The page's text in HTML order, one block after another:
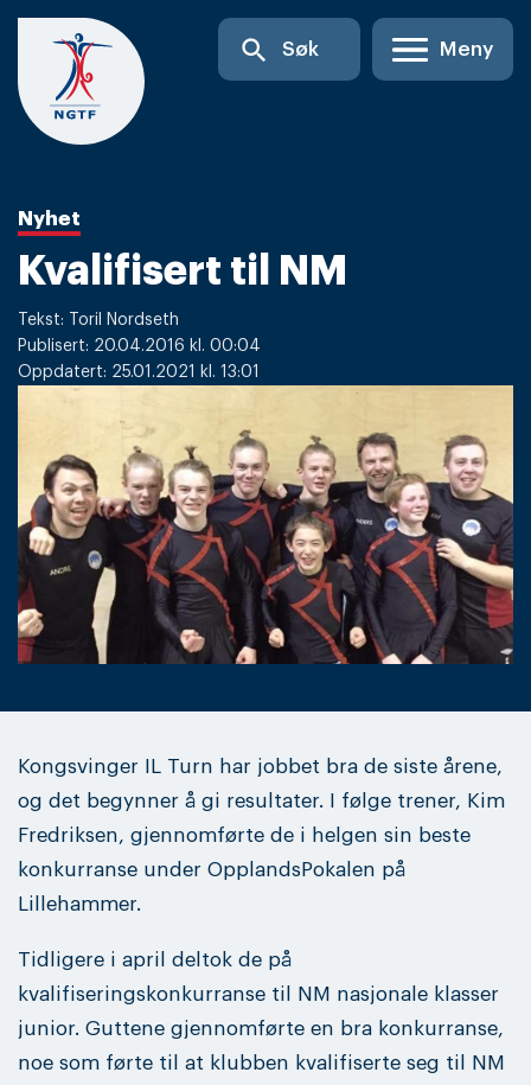
Skip
content
search Søk Meny
Nyhet
Kvalifisert til NM
Tekst: Toril Nordseth
Publisert: 20.04.2016 kl. 00:04
Oppdatert: 25.01.2021 kl. 13:01
Kongsvinger IL Turn har jobbet bra de siste årene,
og det begynner å gi resultater. I følge trener, Kim
Fredriksen, gjennomførte de i helgen sin beste
konkurranse under OpplandsPokalen på
Lillehammer.
Tidligere i april deltok de på
kvalifiseringskonkurranse til NM nasjonale klasser
junior. Guttene gjennomførte en bra konkurranse,
noe som førte til at klubben kvalifiserte seg til NM